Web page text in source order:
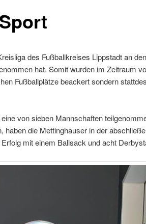
des Fußballkreises Lippstadt an
hat. Somit wurden im Zeitraum
Fußballplätze beackert sondern
von sieben Mannschaften
haben die Mettinghauser in der
mit einem Ballsack und acht